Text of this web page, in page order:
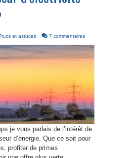
et astuces 7 commentaires
je vous parlais de l’intérêt de
d’énergie. Que ce soit pour
profiter de primes